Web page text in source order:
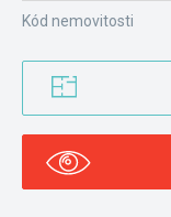
Kód nemovitosti